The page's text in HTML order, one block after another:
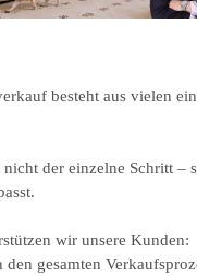
besteht aus vielen
nicht der einzelne Schritt –
wir unsere Kunden:
gesamten